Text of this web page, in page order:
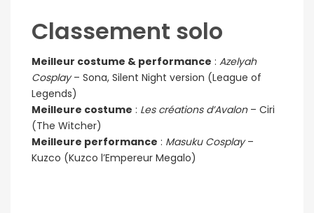
Classement solo
Meilleur costume & performance : Azelyah
Cosplay– Sona, Silent Night version (League of
Legends)
Meilleure costume : Les créations d’Avalon– Ciri
(The Witcher)
Meilleure performance : Masuku Cosplay–
Kuzco (Kuzco l’Empereur Megalo)